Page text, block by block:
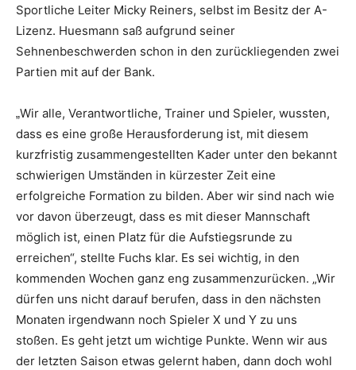
Sportliche Leiter Micky Reiners, selbst im Besitz der A-
Lizenz. Huesmann saß aufgrund seiner
Sehnenbeschwerden schon in den zurückliegenden zwei
Partien mit auf der Bank.
„Wir alle, Verantwortliche, Trainer und Spieler, wussten,
dass es eine große Herausforderung ist, mit diesem
kurzfristig zusammengestellten Kader unter den bekannt
schwierigen Umständen in kürzester Zeit eine
erfolgreiche Formation zu bilden. Aber wir sind nach wie
vor davon überzeugt, dass es mit dieser Mannschaft
möglich ist, einen Platz für die Aufstiegsrunde zu
erreichen“, stellte Fuchs klar. Es sei wichtig, in den
kommenden Wochen ganz eng zusammenzurücken. „Wir
dürfen uns nicht darauf berufen, dass in den nächsten
Monaten irgendwann noch Spieler X und Y zu uns
stoßen. Es geht jetzt um wichtige Punkte. Wenn wir aus
der letzten Saison etwas gelernt haben, dann doch wohl